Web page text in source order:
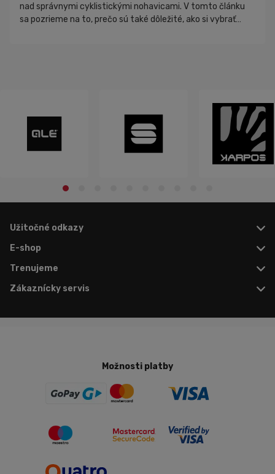
nad správnymi cyklistickými nohavicami. V tomto článku
sa pozrieme na to, prečo sú také dôležité, ako si vybrať
Užitočné odkazy
E-shop
Trenujeme
Zákaznícky servis
Možnosti platby